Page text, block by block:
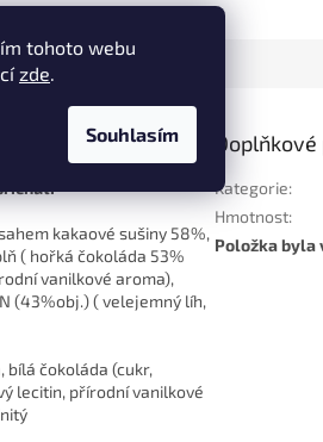
tohoto webu
zde
Souhlasím
kakaové sušiny 58%,
( hořká čokoláda 53%
vanilkové aroma),
(43%obj.) ( velejemný líh,
bílá čokoláda (cukr,
lecitin, přírodní vanilkové
Kategorie:
Hmotnost:
Položka